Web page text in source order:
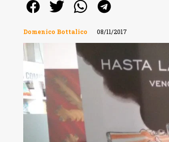
Domenico Bottalico 08/11/2017